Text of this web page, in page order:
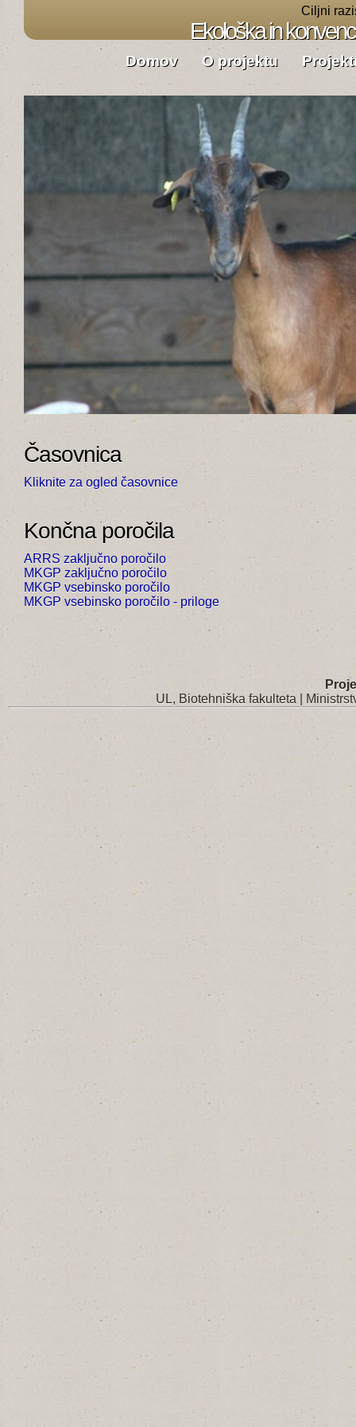
Ciljni
Ekološka in
Domov O projektu
Časovnica
Kliknite za ogled časovnice
Končna poročila
ARRS zaključno poročilo
MKGP zaključno poročilo
MKGP vsebinsko poročilo
MKGP vsebinsko poročilo - priloge
UL, Biotehniška fakulteta